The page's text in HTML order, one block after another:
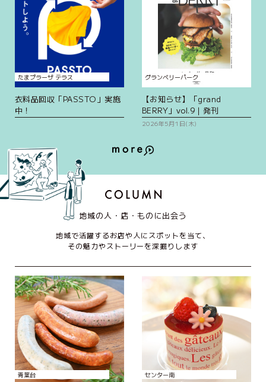
たまプラーザ テラス
衣料品回収「PASSTO」実施
中！
グランベリーパーク
【お知らせ】「grand
BERRY」vol.9｜発刊
2026年5月1日(木)
地域の人・店・ものに出会う
地域で活躍するお店や人にスポットを当て、
その魅力やストーリーを深掘りします
青葉台 センター南